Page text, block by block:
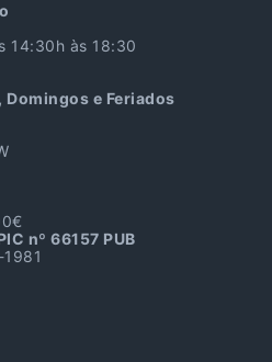
14:30h às 18:30
Domingos e Feriados
nº 66157 PUB